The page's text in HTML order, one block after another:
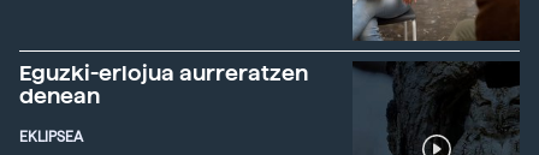
Eguzki-erlojua aurreratzen
denean
EKLIPSEA